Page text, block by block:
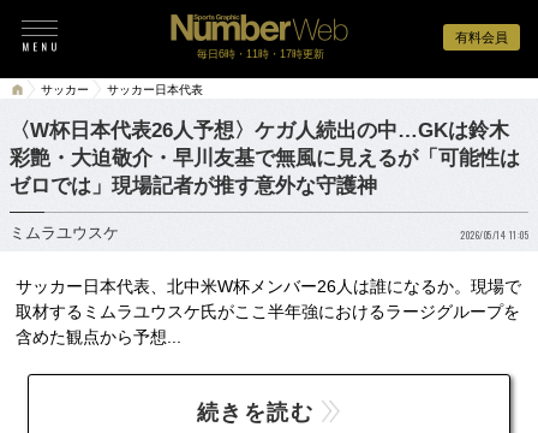
有料会員
毎日6時・11時・17時更新
サッカー サッカー日本代表
〈W杯日本代表26人予想〉ケガ人続出の中…GKは鈴木
彩艶・大迫敬介・早川友基で無風に見えるが「可能性は
ゼロでは」現場記者が推す意外な守護神
ミムラユウスケ 2026/05/14 11:05
サッカー日本代表、北中米W杯メンバー26人は誰になるか。現場で
取材するミムラユウスケ氏がここ半年強におけるラージグループを
含めた観点から予想...
続きを読む